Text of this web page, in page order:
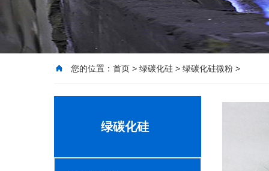
您的位置： 首页 > 绿碳化硅 > 绿碳化硅微粉 >
绿碳化硅